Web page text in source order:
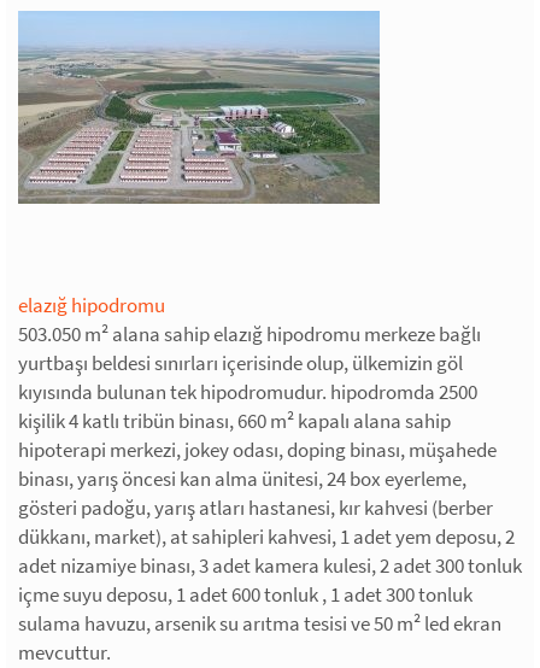
elazığ hipodromu
503.050 m² alana sahip elazığ hipodromu merkeze bağlı
yurtbaşı beldesi sınırları içerisinde olup, ülkemizin göl
kıyısında bulunan tek hipodromudur. hipodromda 2500
kişilik 4 katlı tribün binası, 660 m² kapalı alana sahip
hipoterapi merkezi, jokey odası, doping binası, müşahede
binası, yarış öncesi kan alma ünitesi, 24 box eyerleme,
gösteri padoğu, yarış atları hastanesi, kır kahvesi (berber
dükkanı, market), at sahipleri kahvesi, 1 adet yem deposu, 2
adet nizamiye binası, 3 adet kamera kulesi, 2 adet 300 tonluk
içme suyu deposu, 1 adet 600 tonluk , 1 adet 300 tonluk
sulama havuzu, arsenik su arıtma tesisi ve 50 m² led ekran
mevcuttur.